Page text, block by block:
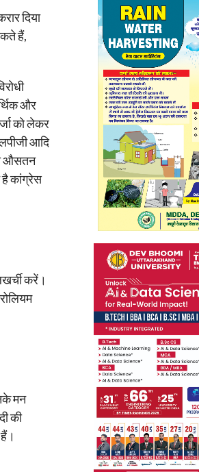
दिया
हैं,
और
को लेकर
आदि
औसतन
है कांग्रेस
करें।
मन
की